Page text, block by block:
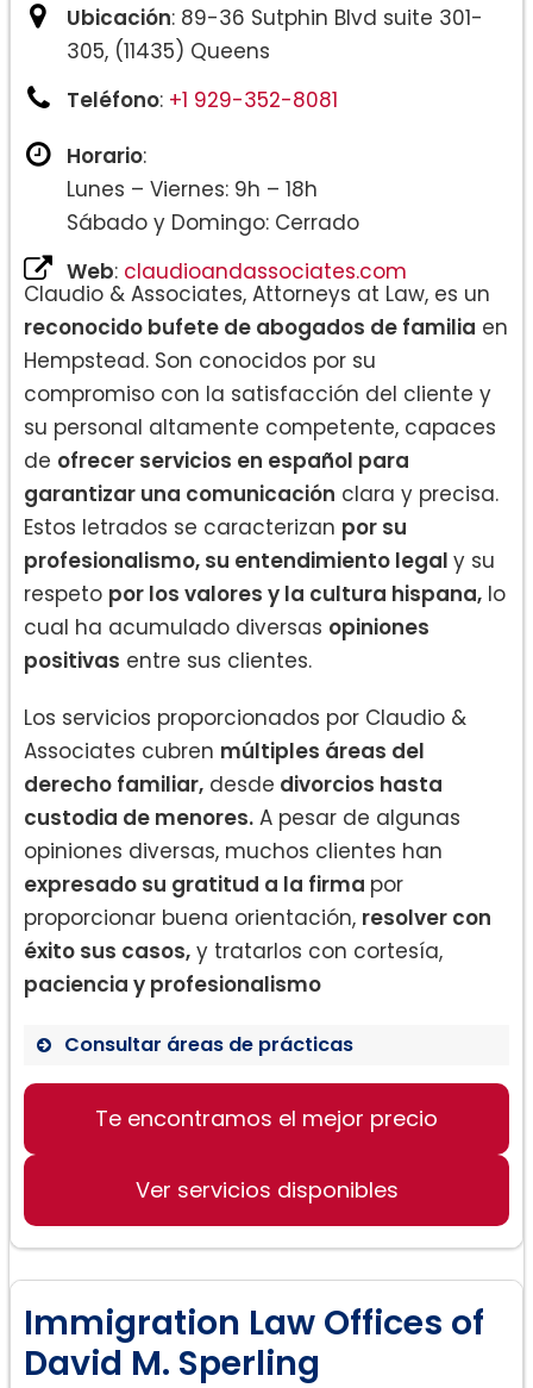
Ubicación: 89-36 Sutphin Blvd suite 301-
305, (11435) Queens
Teléfono: +1 929-352-8081
Horario:
Lunes – Viernes: 9h – 18h
Sábado y Domingo: Cerrado
Web: claudioandassociates.com
Claudio & Associates, Attorneys at Law, es un
reconocido bufete de abogados de familia en
Hempstead. Son conocidos por su
compromiso con la satisfacción del cliente y
su personal altamente competente, capaces
de ofrecer servicios en español para
garantizar una comunicación clara y precisa.
Estos letrados se caracterizan por su
profesionalismo, su entendimiento legal y su
respeto por los valores y la cultura hispana, lo
cual ha acumulado diversas opiniones
positivas entre sus clientes.
Los servicios proporcionados por Claudio &
Associates cubren múltiples áreas del
derecho familiar, desde divorcios hasta
custodia de menores. A pesar de algunas
opiniones diversas, muchos clientes han
expresado su gratitud a la firma por
proporcionar buena orientación, resolver con
éxito sus casos, y tratarlos con cortesía,
paciencia y profesionalismo
Consultar áreas de prácticas
Divorcios
Derecho matrimonial
Te encontramos el mejor precio
Ver servicios disponibles
Immigration Law Offices of
David M. Sperling